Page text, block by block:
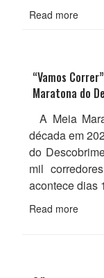
Read more
“Vamos
Maratona do
A Meia
década em
do
mil
acontece dias
Read more